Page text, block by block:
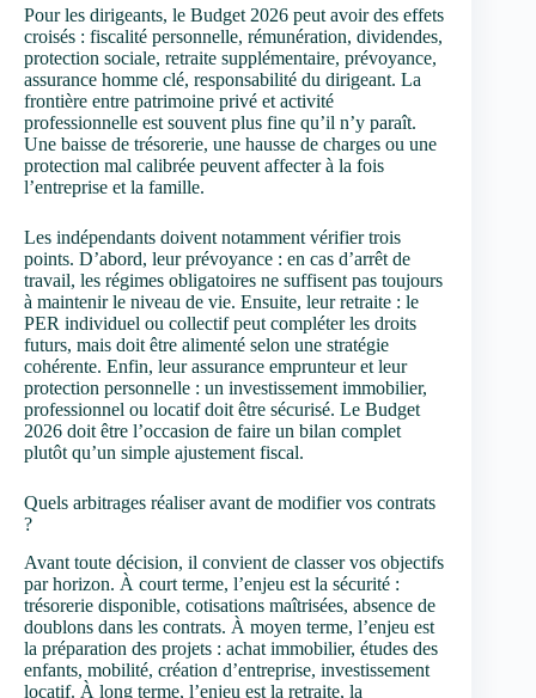
Pour les dirigeants, le Budget 2026 peut avoir des effets
croisés : fiscalité personnelle, rémunération, dividendes,
protection sociale, retraite supplémentaire, prévoyance,
assurance homme clé, responsabilité du dirigeant. La
frontière entre patrimoine privé et activité
professionnelle est souvent plus fine qu’il n’y paraît.
Une baisse de trésorerie, une hausse de charges ou une
protection mal calibrée peuvent affecter à la fois
l’entreprise et la famille.
Les indépendants doivent notamment vérifier trois
points. D’abord, leur prévoyance : en cas d’arrêt de
travail, les régimes obligatoires ne suffisent pas toujours
à maintenir le niveau de vie. Ensuite, leur retraite : le
PER individuel ou collectif peut compléter les droits
futurs, mais doit être alimenté selon une stratégie
cohérente. Enfin, leur assurance emprunteur et leur
protection personnelle : un investissement immobilier,
professionnel ou locatif doit être sécurisé. Le Budget
2026 doit être l’occasion de faire un bilan complet
plutôt qu’un simple ajustement fiscal.
Quels arbitrages réaliser avant de modifier vos contrats
?
Avant toute décision, il convient de classer vos objectifs
par horizon. À court terme, l’enjeu est la sécurité :
trésorerie disponible, cotisations maîtrisées, absence de
doublons dans les contrats. À moyen terme, l’enjeu est
la préparation des projets : achat immobilier, études des
enfants, mobilité, création d’entreprise, investissement
locatif. À long terme, l’enjeu est la retraite, la